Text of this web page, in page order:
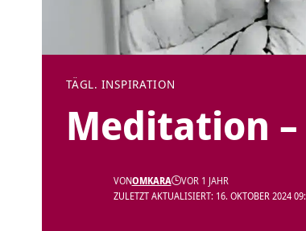
TÄGL. INSPIRATION
Meditation –
ZULETZT AKTUALISIERT: 16. OKTOBER 2024
VONOMKARA VOR 1 JAHR